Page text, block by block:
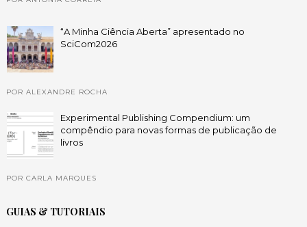
“A Minha Ciência Aberta” apresentado no
SciCom2026
POR ALEXANDRE ROCHA
Experimental Publishing Compendium: um
compêndio para novas formas de publicação de
livros
POR CARLA MARQUES
GUIAS & TUTORIAIS